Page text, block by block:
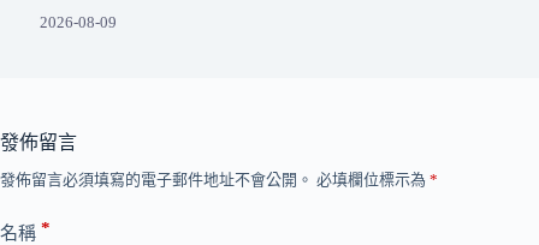
2026-08-09
發佈留言
發佈留言必須填寫的電子郵件地址不會公開。 必填欄位標示為 *
名稱 *